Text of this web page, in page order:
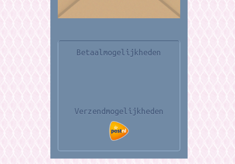
Betaalmogelijkheden
Verzendmogelijkheden